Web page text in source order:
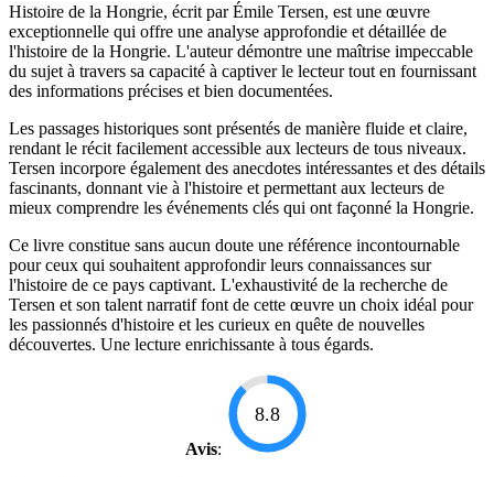
Histoire de la Hongrie, écrit par Émile Tersen, est une œuvre
exceptionnelle qui offre une analyse approfondie et détaillée de
l'histoire de la Hongrie. L'auteur démontre une maîtrise impeccable
du sujet à travers sa capacité à captiver le lecteur tout en fournissant
des informations précises et bien documentées.
Les passages historiques sont présentés de manière fluide et claire,
rendant le récit facilement accessible aux lecteurs de tous niveaux.
Tersen incorpore également des anecdotes intéressantes et des détails
fascinants, donnant vie à l'histoire et permettant aux lecteurs de
mieux comprendre les événements clés qui ont façonné la Hongrie.
Ce livre constitue sans aucun doute une référence incontournable
pour ceux qui souhaitent approfondir leurs connaissances sur
l'histoire de ce pays captivant. L'exhaustivité de la recherche de
Tersen et son talent narratif font de cette œuvre un choix idéal pour
les passionnés d'histoire et les curieux en quête de nouvelles
découvertes. Une lecture enrichissante à tous égards.
Avis:
8.8